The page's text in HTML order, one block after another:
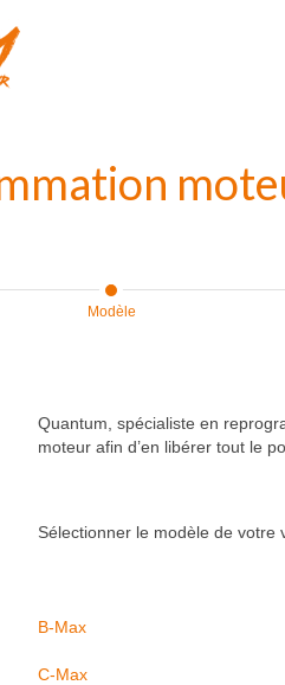
Modèle
Quantum, spécialiste en
moteur afin d’en libérer tout le
Sélectionner le modèle de votre
B-Max
C-Max